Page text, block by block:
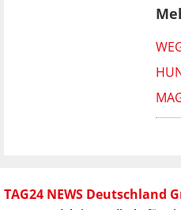
TAG24 NEWS Deutschland